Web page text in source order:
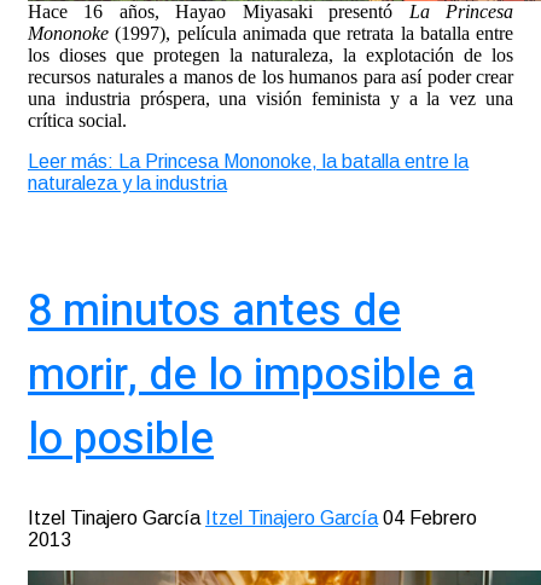
Hace 16 años, Hayao Miyasaki presentó La Princesa
Mononoke (1997), película animada que retrata la batalla entre
los dioses que protegen la naturaleza, la explotación de los
recursos naturales a manos de los humanos para así poder crear
una industria próspera, una visión feminista y a la vez una
crítica social.
Leer más: La Princesa Mononoke, la batalla entre la
naturaleza y la industria
8 minutos antes de
morir, de lo imposible a
lo posible
Itzel Tinajero García Itzel Tinajero García 04 Febrero
2013